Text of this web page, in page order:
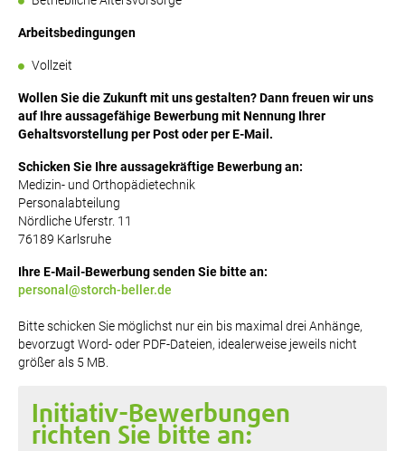
Arbeitsbedingungen
Vollzeit
Wollen Sie die Zukunft mit uns gestalten? Dann freuen wir uns
auf Ihre aussagefähige Bewerbung mit Nennung Ihrer
Gehaltsvorstellung per Post oder per E-Mail.
Schicken Sie Ihre aussagekräftige Bewerbung an:
Medizin- und Orthopädietechnik
Personalabteilung
Nördliche Uferstr. 11
76189 Karlsruhe
Ihre E-Mail-Bewerbung senden Sie bitte an:
personal@storch-beller.de
Bitte schicken Sie möglichst nur ein bis maximal drei Anhänge,
bevorzugt Word- oder PDF-Dateien, idealerweise jeweils nicht
größer als 5 MB.
Initiativ-Bewerbungen
richten Sie bitte an: